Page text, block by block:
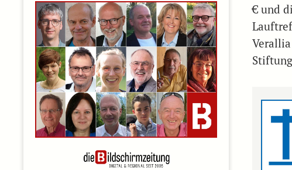
€ und